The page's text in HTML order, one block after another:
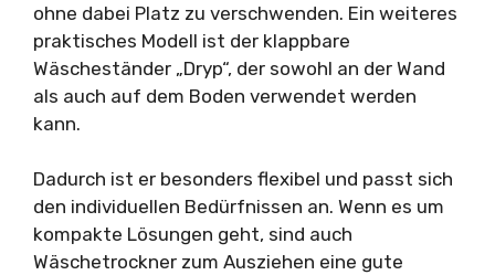
ohne dabei Platz zu verschwenden. Ein weiteres
praktisches Modell ist der klappbare
Wäscheständer „Dryp“, der sowohl an der Wand
als auch auf dem Boden verwendet werden
kann.
Dadurch ist er besonders flexibel und passt sich
den individuellen Bedürfnissen an. Wenn es um
kompakte Lösungen geht, sind auch
Wäschetrockner zum Ausziehen eine gute